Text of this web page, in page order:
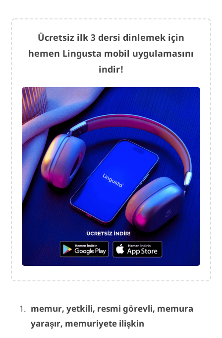
Ücretsiz ilk 3 dersi dinlemek için
hemen Lingusta mobil uygulamasını
indir!
memur, yetkili, resmi görevli, memura
yaraşır, memuriyete ilişkin